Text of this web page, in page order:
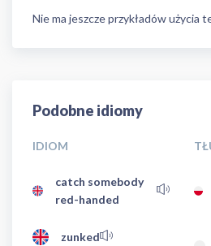
Nie ma jeszcze przykładów użycia
Podobne idiomy
IDIOM
catch somebody
red-handed
zunked